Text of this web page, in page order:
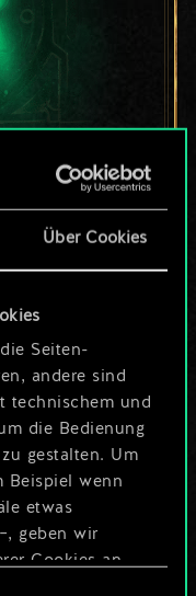
Über Cookies
Seiten-
andere sind
technischem und
die Bedienung
gestalten. Um
Beispiel wenn
etwas
geben wir
Cookies an
nur
Satz
viel